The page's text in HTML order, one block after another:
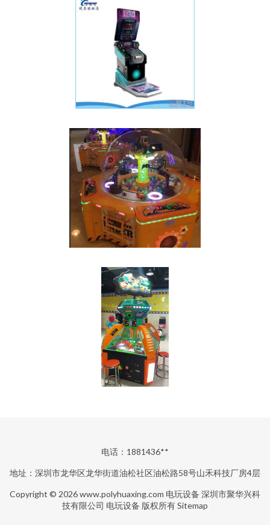
电话：1881436**
地址：深圳市龙华区龙华街道油松社区油松路58号山禾科技厂房4层
Copyright © 2026www.polyhuaxing.com 电玩设备 深圳市聚华兴科
技有限公司 电玩设备 版权所有Sitemap